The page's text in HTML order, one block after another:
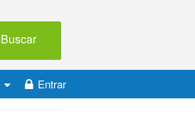
Buscar
Entrar